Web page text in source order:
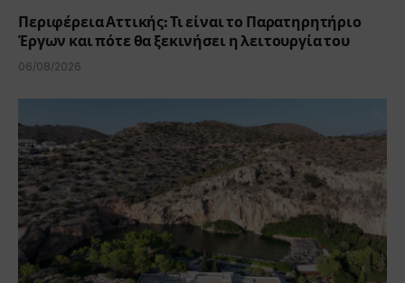
Περιφέρεια Αττικής: Τι είναι το Παρατηρητήριο
Έργων και πότε θα ξεκινήσει η λειτουργία του
06/08/2026